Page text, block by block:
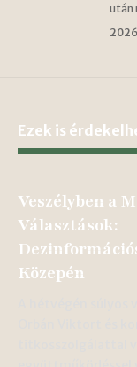
után
Ezek is
Veszélyben a
Választások:
Közepén